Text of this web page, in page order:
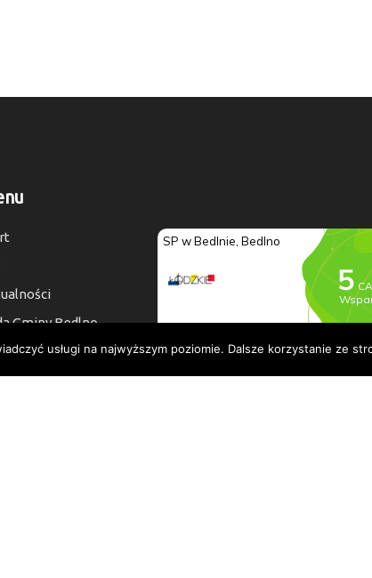
Gminy Bedlno
dostępności
usługi na najwyższym poziomie. Dalsze korzystanie ze